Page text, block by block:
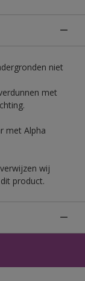
niet
met
met Alpha
wij
product.